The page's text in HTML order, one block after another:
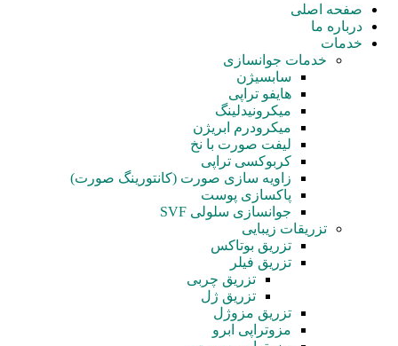
صفحه اصلی
درباره ما
خدمات
خدمات جوانسازی
سابسیژن
هایفو تراپی
میکرونیدلینگ
میکرودرم ابریژن
لیفت صورت با نخ
کربوکسی تراپی
زاویه سازی صورت (کانتورینگ صورت)
پاکسازی پوست
جوانسازی سلولی SVF
تزریقات زیبایی
تزریق بوتاکس
تزریق فیلر
تزریق چربی
تزریق ژل
تزریق مزوژل
مزوتراپی ابرو